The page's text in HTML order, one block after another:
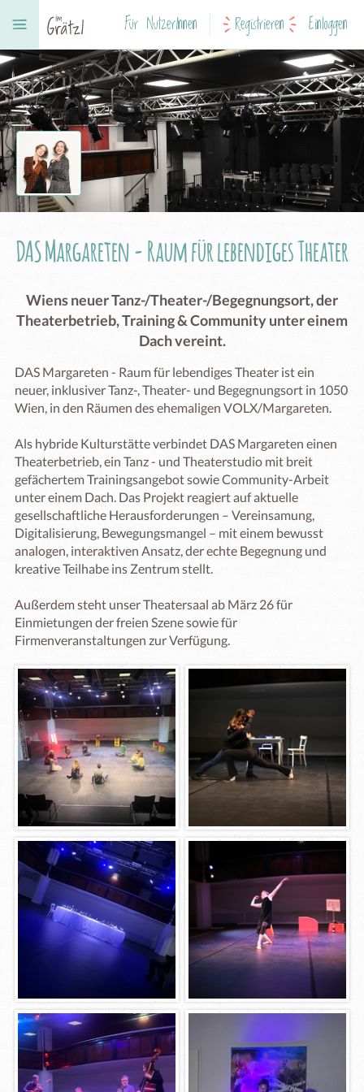
Für NutzerInnen Registrieren Einloggen
DAS Margareten - Raum für lebendiges Theater
Wiens neuer Tanz-/Theater-/Begegnungsort, der
Theaterbetrieb, Training & Community unter einem
Dach vereint.
DAS Margareten - Raum für lebendiges Theater ist ein
neuer, inklusiver Tanz-, Theater- und Begegnungsort in 1050
Wien, in den Räumen des ehemaligen VOLX/Margareten.
Als hybride Kulturstätte verbindet DAS Margareten einen
Theaterbetrieb, ein Tanz - und Theaterstudio mit breit
gefächertem Trainingsangebot sowie Community-Arbeit
unter einem Dach. Das Projekt reagiert auf aktuelle
gesellschaftliche Herausforderungen – Vereinsamung,
Digitalisierung, Bewegungsmangel – mit einem bewusst
analogen, interaktiven Ansatz, der echte Begegnung und
kreative Teilhabe ins Zentrum stellt.
Außerdem steht unser Theatersaal ab März 26 für
Einmietungen der freien Szene sowie für
Firmenveranstaltungen zur Verfügung.